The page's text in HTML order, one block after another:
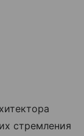
стремления